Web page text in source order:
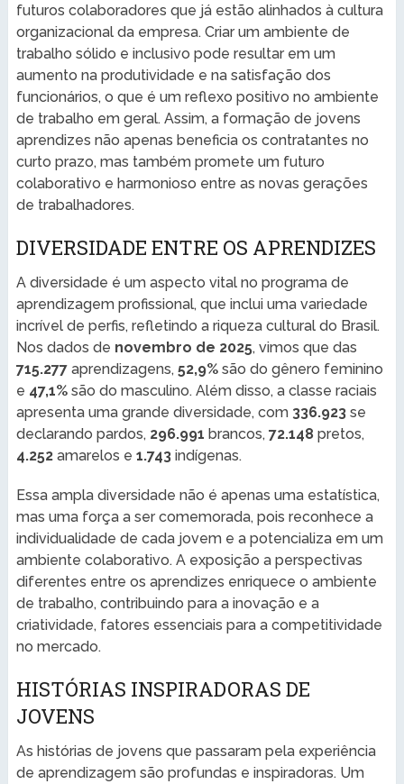
futuros colaboradores que já estão alinhados à cultura
organizacional da empresa. Criar um ambiente de
trabalho sólido e inclusivo pode resultar em um
aumento na produtividade e na satisfação dos
funcionários, o que é um reflexo positivo no ambiente
de trabalho em geral. Assim, a formação de jovens
aprendizes não apenas beneficia os contratantes no
curto prazo, mas também promete um futuro
colaborativo e harmonioso entre as novas gerações
de trabalhadores.
DIVERSIDADE ENTRE OS APRENDIZES
A diversidade é um aspecto vital no programa de
aprendizagem profissional, que inclui uma variedade
incrível de perfis, refletindo a riqueza cultural do Brasil.
Nos dados de novembro de 2025, vimos que das
715.277aprendizagens, 52,9%são do gênero feminino
e 47,1%são do masculino. Além disso, a classe raciais
apresenta uma grande diversidade, com 336.923se
declarando pardos, 296.991 brancos, 72.148pretos,
4.252amarelos e 1.743indígenas.
Essa ampla diversidade não é apenas uma estatística,
mas uma força a ser comemorada, pois reconhece a
individualidade de cada jovem e a potencializa em um
ambiente colaborativo. A exposição a perspectivas
diferentes entre os aprendizes enriquece o ambiente
de trabalho, contribuindo para a inovação e a
criatividade, fatores essenciais para a competitividade
no mercado.
HISTÓRIAS INSPIRADORAS DE
JOVENS
As histórias de jovens que passaram pela experiência
de aprendizagem são profundas e inspiradoras. Um